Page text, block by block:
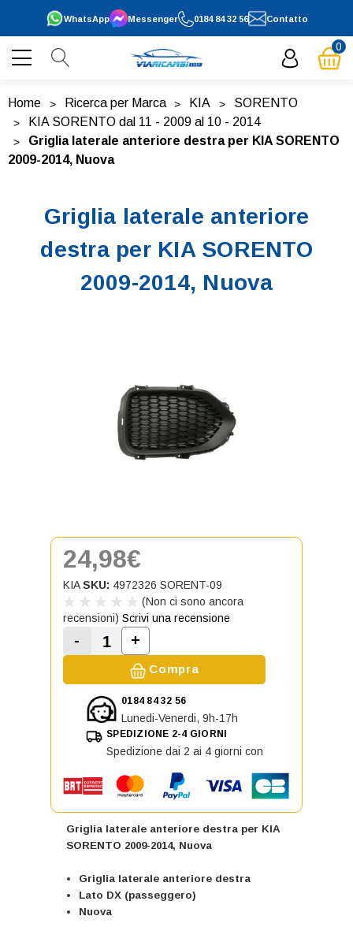
0184 84 32 56
WhatsApp Contatto
Messenger
0
Home Ricerca per Marca KIA
SORENTO
KIA SORENTO dal 11 - 2009 al 10 - 2014
Griglia laterale anteriore destra per KIA SORENTO
2009-2014, Nuova
Griglia laterale anteriore
destra per KIA SORENTO
2009-2014, Nuova
Griglia laterale anteriore destra per KIA
SORENTO 2009-2014, Nuova
Griglia laterale anteriore destra
Lato DX (passeggero)
Nuova
24,98€
KIA SKU: 4972326 SORENT-09
(Non ci sono ancora
recensioni) Scrivi una recensione
Diminuisci la quantità di Griglia laterale
-
Aumenta la quantità di Griglia
+
Compra
0184 84 32 56
Lunedi-Venerdi, 9h-17h
SPEDIZIONE 2-4 GIORNI
Spedizione dai 2 ai 4 giorni con